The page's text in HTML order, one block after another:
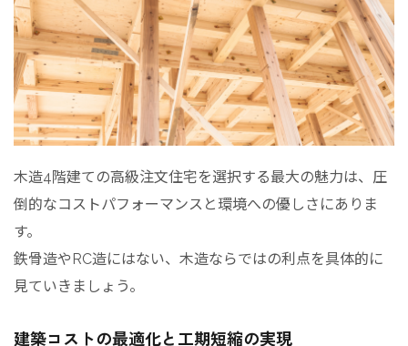
木造4階建ての高級注文住宅を選択する最大の魅力は、圧
倒的なコストパフォーマンスと環境への優しさにありま
す。
鉄骨造やRC造にはない、木造ならではの利点を具体的に
見ていきましょう。
建築コストの最適化と工期短縮の実現